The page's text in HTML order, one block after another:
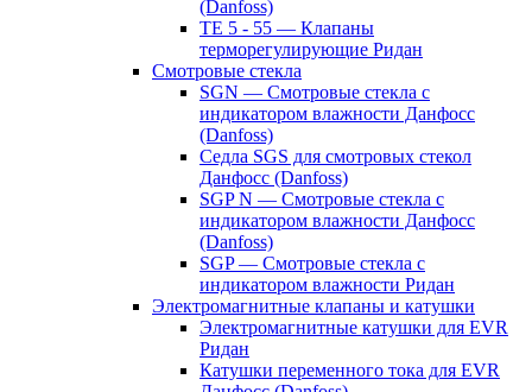
(Danfoss)
TE 5 - 55 — Клапаны
терморегулирующие Ридан
Смотровые стекла
SGN — Смотровые стекла с
индикатором влажности Данфосс
(Danfoss)
Седла SGS для смотровых стекол
Данфосс (Danfoss)
SGP N — Смотровые стекла с
индикатором влажности Данфосс
(Danfoss)
SGP — Смотровые стекла с
индикатором влажности Ридан
Электромагнитные клапаны и катушки
Электромагнитные катушки для EVR
Ридан
Катушки переменного тока для EVR